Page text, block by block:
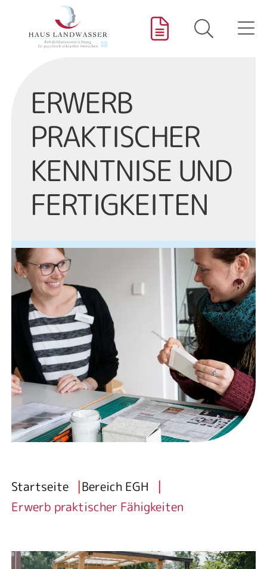
Zum Inhalt springen Kontakt
ERWERB
PRAKTISCHER
KENNTNISE UND
FERTIGKEITEN
Breadcrumb
Startseite
Bereich EGH
Erwerb praktischer Fähigkeiten